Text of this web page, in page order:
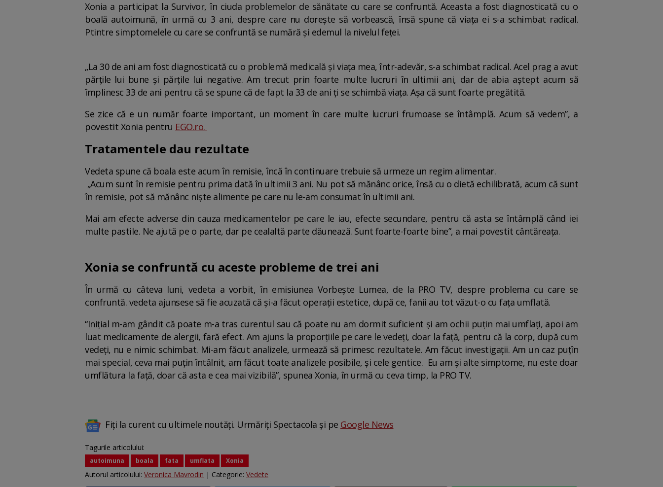
Xonia a participat la Survivor, în ciuda problemelor de sănătate cu care se confruntă. Aceasta a fost diagnosticată cu o
boală autoimună, în urmă cu 3 ani, despre care nu dorește să vorbească, însă spune că viața ei s-a schimbat radical.
Ptintre simptomelele cu care se confruntă se numără și edemul la nivelul feței.
„La 30 de ani am fost diagnosticată cu o problemă medicală și viața mea, într-adevăr, s-a schimbat radical. Acel prag a avut
părțile lui bune și părțile lui negative. Am trecut prin foarte multe lucruri în ultimii ani, dar de abia aștept acum să
împlinesc 33 de ani pentru că se spune că de fapt la 33 de ani ți se schimbă viața. Așa că sunt foarte pregătită.
Se zice că e un număr foarte important, un moment în care multe lucruri frumoase se întâmplă. Acum să vedem”, a
povestit Xonia pentru EGO.ro.
Tratamentele dau rezultate
Vedeta spune că boala este acum în remisie, încă în continuare trebuie să urmeze un regim alimentar.
„Acum sunt în remisie pentru prima dată în ultimii 3 ani. Nu pot să mănânc orice, însă cu o dietă echilibrată, acum că sunt
în remisie, pot să mănânc niște alimente pe care nu le-am consumat în ultimii ani.
Mai am efecte adverse din cauza medicamentelor pe care le iau, efecte secundare, pentru că asta se întâmplă când iei
multe pastile. Ne ajută pe o parte, dar pe cealaltă parte dăunează. Sunt foarte-foarte bine”, a mai povestit cântăreața.
Xonia se confruntă cu aceste probleme de trei ani
În urmă cu câteva luni, vedeta a vorbit, în emisiunea Vorbește Lumea, de la PRO TV, despre problema cu care se
confruntă. vedeta ajunsese să fie acuzată că și-a făcut operații estetice, după ce, fanii au tot văzut-o cu fața umflată.
“Inițial m-am gândit că poate m-a tras curentul sau că poate nu am dormit suficient și am ochii puțin mai umflați, apoi am
luat medicamente de alergii, fară efect. Am ajuns la proporțiile pe care le vedeți, doar la față, pentru că la corp, după cum
vedeți, nu e nimic schimbat. Mi-am făcut analizele, urmează să primesc rezultatele. Am făcut investigații. Am un caz puțîn
mai special, ceva mai puțin întâlnit, am făcut toate analizele posibile, și cele gentice. Eu am și alte simptome, nu este doar
umflătura la față, doar că asta e cea mai vizibilă”, spunea Xonia, în urmă cu ceva timp, la PRO TV.
Fiți la curent cu ultimele noutăți. Urmăriți Spectacola și pe Google News
Tagurile articolului:
autoimuna boala fata umflata Xonia
Autorul articolului: Veronica Mavrodin | Categorie: Vedete